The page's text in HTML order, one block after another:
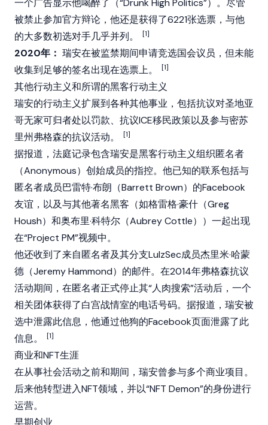
一个广告显示他喝醉了（“Drunk High Politics”）。尽管
被禁止参加官方辩论，他还是获得了6221张选票，与他
的大多数初选对手几乎并列。
[1]
2020年： 瑞安在被监禁期间申请竞选国会议员，但未能
收集到足够的签名出现在选票上。
[1]
其他行动主义和所谓的黑客行动主义
瑞安的行动主义扩展到各种其他事业，包括抗议对圣地亚
哥无家可归者处以罚款、抗议ICE移民政策以及参与密苏
里州弗格森的抗议活动。
[1]
据报道，法庭记录包含瑞安是黑客行动主义组织匿名者
（Anonymous）创始成员的指控。他已知的联系包括与
匿名者成员巴雷特·布朗（Barrett Brown）的Facebook
友谊，以及与其他著名黑客（如格雷格·豪什（Greg
Housh）和奥布里·科特尔（Aubrey Cottle））一起出现
在“Project PM”视频中。
他还收到了来自匿名者及其分支LulzSec成员杰里米·哈蒙
德（Jeremy Hammond）的邮件。在2014年弗格森抗议
活动期间，在匿名者正式停止其“人肉搜索”活动后，一个
相关团体获得了白宫战情室的电话号码。据报道，瑞安被
选中泄露此信息，他通过他狗的Facebook页面泄露了此
信息。
[1]
商业和NFT生涯
在从事社会活动之前和期间，瑞安曾参与多个商业项目。
后来他转型进入NFT领域，并以“NFT Demon”的身份进行
运营。
早期创业